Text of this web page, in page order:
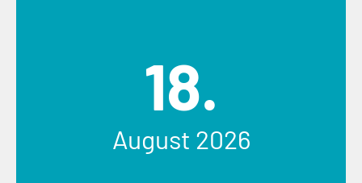
18.
August 2026